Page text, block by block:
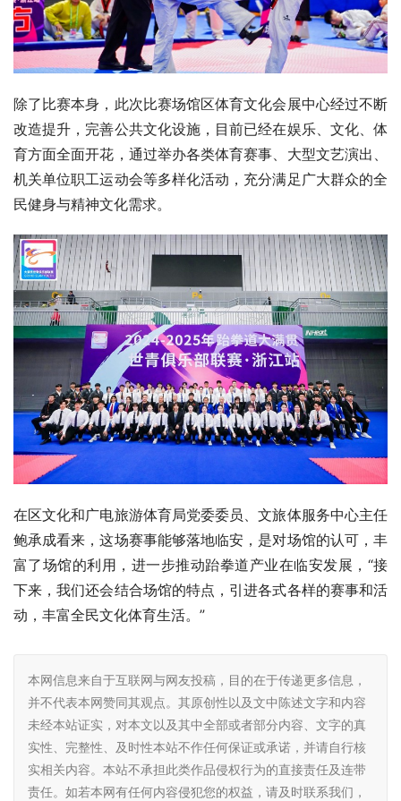
除了比赛本身，此次比赛场馆区体育文化会展中心经过不断
改造提升，完善公共文化设施，目前已经在娱乐、文化、体
育方面全面开花，通过举办各类体育赛事、大型文艺演出、
机关单位职工运动会等多样化活动，充分满足广大群众的全
民健身与精神文化需求。
在区文化和广电旅游体育局党委委员、文旅体服务中心主任
鲍承成看来，这场赛事能够落地临安，是对场馆的认可，丰
富了场馆的利用，进一步推动跆拳道产业在临安发展，“接
下来，我们还会结合场馆的特点，引进各式各样的赛事和活
动，丰富全民文化体育生活。”
本网信息来自于互联网与网友投稿，目的在于传递更多信息，
并不代表本网赞同其观点。其原创性以及文中陈述文字和内容
未经本站证实，对本文以及其中全部或者部分内容、文字的真
实性、完整性、及时性本站不作任何保证或承诺，并请自行核
实相关内容。本站不承担此类作品侵权行为的直接责任及连带
责任。如若本网有任何内容侵犯您的权益，请及时联系我们，